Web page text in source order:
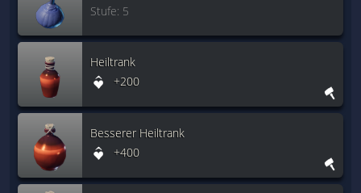
Stufe: 5
Heiltrank
+200
Besserer Heiltrank
+400